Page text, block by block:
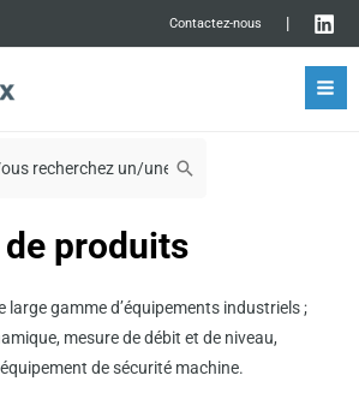
Contactez-nous |
produits
large gamme d’équipements industriels ;
mesure de débit et de niveau,
de sécurité machine.